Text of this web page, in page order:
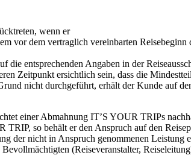
wenn er
vor dem vertraglich vereinbarten Reisebeginn
entsprechenden Angaben in der
Zeitpunkt ersichtlich sein, dass die
nicht durchgeführt, erhält der Kunde auf
einer Abmahnung IT’S YOUR TRIPs
so behält er den Anspruch auf den
der nicht in Anspruch genommenen Leistung
(Reiseveranstalter,